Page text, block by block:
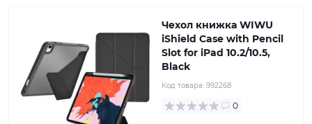
Чехол книжка WIWU
iShield Case with Pencil
Slot for iPad 10.2/10.5,
Black
Код товара: 992268
0